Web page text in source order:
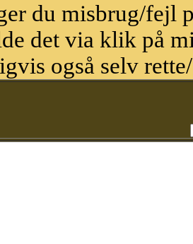
du misbrug/fejl
det via klik på
også selv